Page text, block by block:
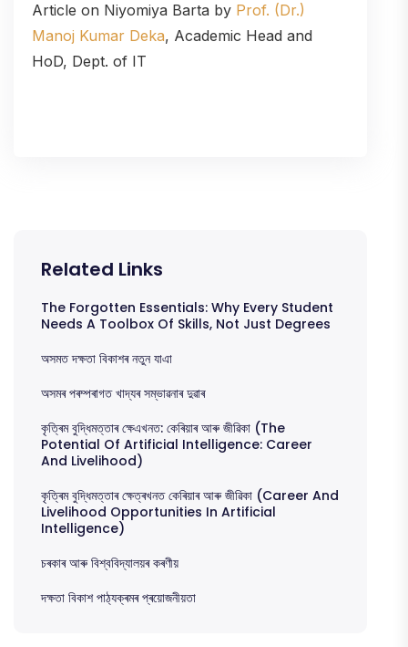
Article on Niyomiya Barta by Prof. (Dr.)
Manoj Kumar Deka, Academic Head and
HoD, Dept. of IT
Related Links
The Forgotten Essentials: Why Every Student
Needs A Toolbox Of Skills, Not Just Degrees
অসমত দক্ষতা বিকাশৰ নতুন যাএা
অসমৰ পৰম্পৰাগত খাদ্যৰ সম্ভাৱনাৰ দুৱাৰ
কৃত্ৰিম বুদ্ধিমত্তাৰ ক্ষেএখনত: কেৰিয়াৰ আৰু জীৱিকা (The
Potential Of Artificial Intelligence: Career
And Livelihood)
কৃত্ৰিম বুদ্ধিমত্তাৰ ক্ষেত্ৰখনত কেৰিয়াৰ আৰু জীৱিকা (Career And
Livelihood Opportunities In Artificial
Intelligence)
চৰকাৰ আৰু বিশ্ববিদ্যালয়ৰ কৰণীয়
দক্ষতা বিকাশ পাঠ্যক্ৰমৰ প্ৰয়োজনীয়তা